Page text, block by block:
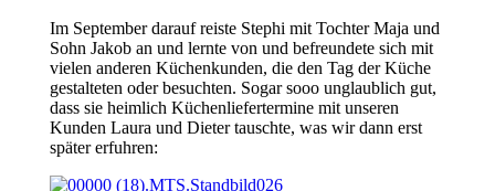
Im September darauf reiste Stephi mit Tochter Maja und
Sohn Jakob an und lernte von und befreundete sich mit
vielen anderen Küchenkunden, die den Tag der Küche
gestalteten oder besuchten. Sogar sooo unglaublich gut,
dass sie heimlich Küchenliefertermine mit unseren
Kunden Laura und Dieter tauschte, was wir dann erst
später erfuhren: